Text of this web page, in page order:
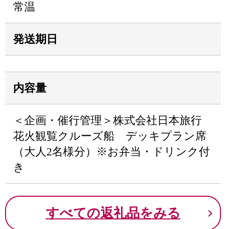
常温
発送期日
内容量
＜企画・催行管理＞株式会社日本旅行
花火観覧クルーズ船 デッキプラン席
（大人2名様分）※お弁当・ドリンク付
き
すべての返礼品をみる